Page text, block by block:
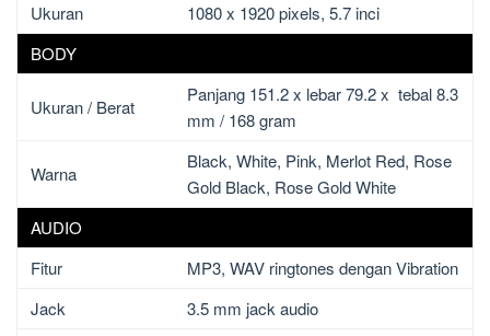
Ukuran
1080 x 1920 pixels, 5.7 inci
BODY
Ukuran / Berat
Panjang 151.2 x lebar 79.2 x tebal 8.3
mm / 168 gram
Warna
Black, White, Pink, Merlot Red, Rose
Gold Black, Rose Gold White
AUDIO
Fitur
MP3, WAV ringtones dengan Vibration
Jack
3.5 mm jack audio